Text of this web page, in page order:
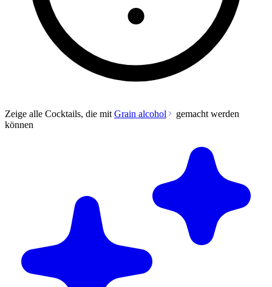
Zeige alle Cocktails, die mit Grain alcohol
gemacht werden
können